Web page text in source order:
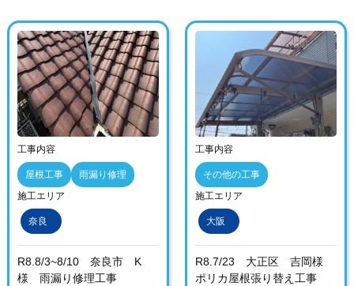
工事内容
屋根工事
雨漏り修理
施工エリア
奈良
R8.8/3~8/10 奈良市 K
様 雨漏り修理工事
工事内容
その他の工事
施工エリア
大阪
R8.7/23 大正区 吉岡様
ポリカ屋根張り替え工事